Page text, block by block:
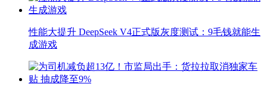
性能大提升 DeepSeek V4正式版灰度测试：9毛钱就能生
成游戏